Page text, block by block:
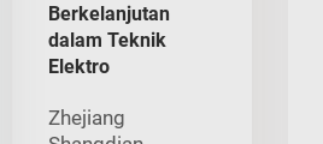
Berkelanjutan
dalam Teknik
Elektro
Zhejiang